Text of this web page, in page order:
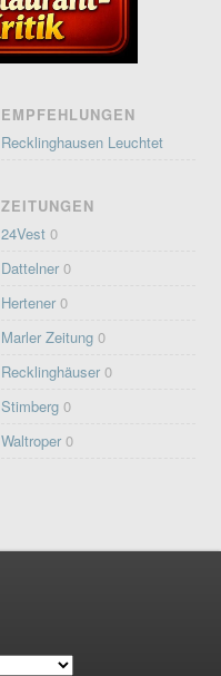
EMPFEHLUNGEN
Recklinghausen Leuchtet
ZEITUNGEN
24Vest 0
Dattelner 0
Hertener 0
Marler Zeitung 0
Recklinghäuser 0
Stimberg 0
Waltroper 0